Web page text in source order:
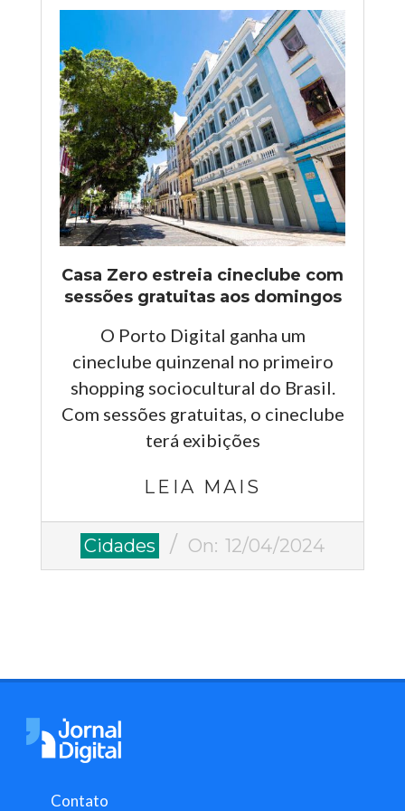
Casa Zero estreia cineclube com
sessões gratuitas aos domingos
O Porto Digital ganha um
cineclube quinzenal no primeiro
shopping sociocultural do Brasil.
Com sessões gratuitas, o cineclube
terá exibições
LEIA MAIS
2024-
Cidades On: 12/04/2024
Contato